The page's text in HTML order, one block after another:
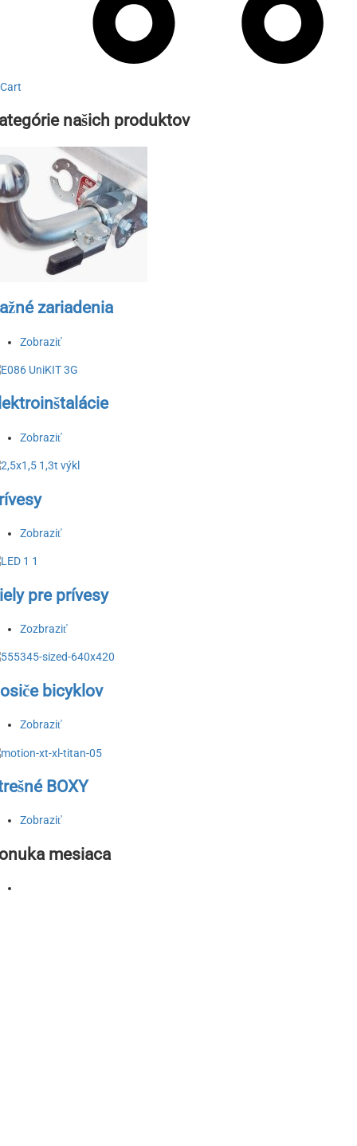
Cart
našich produktov
zariadenia
Zobraziť
Zobraziť
Zobraziť
pre prívesy
Zozbraziť
bicyklov
Zobraziť
BOXY
Zobraziť
mesiaca